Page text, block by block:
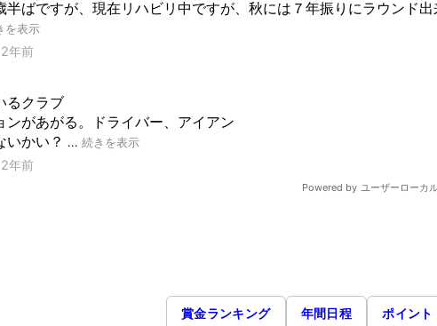
賞金ランキング 年間日程 ポイント